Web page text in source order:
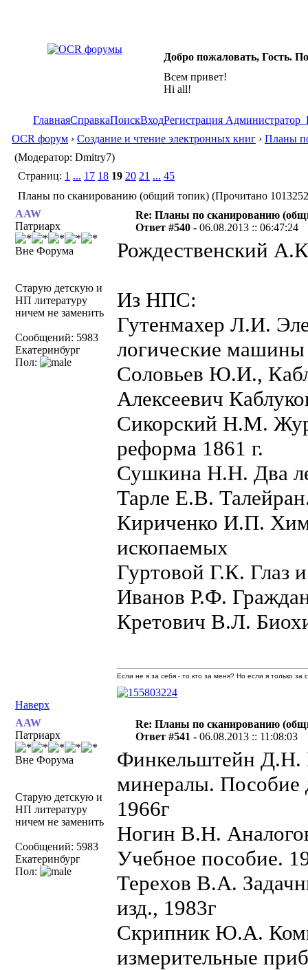
Добро пожаловать, Гость.
Всем привет!
Hi all!
ГлавнаяСправкаПоискВходРегистрация Администратор
OCR форум › Создание и чтение электронных книг › Планы
(Модератор: Dmitry7)
Страниц: 1 ... 17 18 19 20 21 ... 45
Планы по сканированию (общий топик) (Прочитано 1013252
AAW
Патриарх
Вне Форума
Старую детскую и
НП литературу
ничем не заменить
Сообщений: 5983
Екатеринбург
Пол:
Re: Планы по сканированию
Ответ #540 -06.08.2013 :: 06:47:24
Рождественский
Из НПС:
Гутенмахер Л.И.
логические машины
Соловьев Ю.И.,
Алексеевич
Сикорский Н.М.
реформа 1861 г.
Сушкина Н.Н. Два
Тарле Е.В.
Кириченко И.П.
ископаемых
Гуртовой Г.К. Глаз
Иванов Р.Ф.
Кретович В.Л.
Наверх
Если не я за себя - то кто за меня? Но если я только
AAW
Патриарх
Вне Форума
Старую детскую и
НП литературу
ничем не заменить
Сообщений: 5983
Екатеринбург
Пол:
Re: Планы по сканированию
Ответ #541 -06.08.2013 :: 11:08:03
Финкельштейн Д.Н.
минералы. Пособие
1966г
Ногин В.Н.
Учебное пособие.
Терехов В.А.
изд., 1983г
Скрипник Ю.А.
измерительные